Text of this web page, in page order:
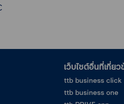
เว็บไซต์อื่นที่เกี่ย
ttb business click
ttb business one